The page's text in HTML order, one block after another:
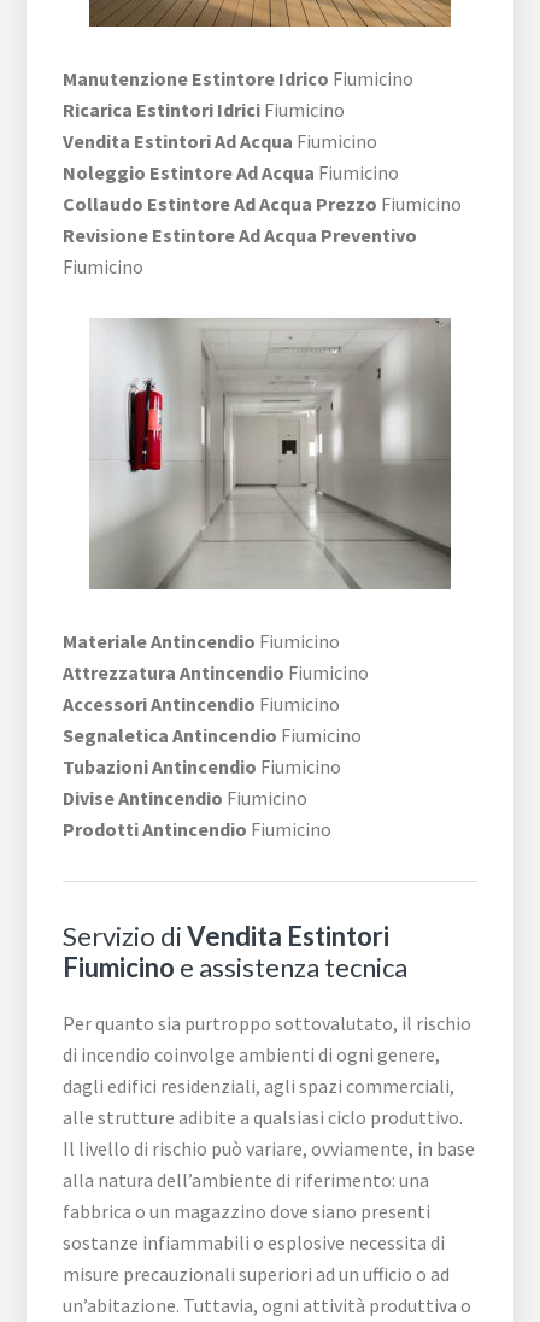
Manutenzione Estintore Idrico Fiumicino
Ricarica Estintori Idrici Fiumicino
Vendita Estintori Ad Acqua Fiumicino
Noleggio Estintore Ad Acqua Fiumicino
Collaudo Estintore Ad Acqua Prezzo Fiumicino
Revisione Estintore Ad Acqua Preventivo
Fiumicino
Materiale Antincendio Fiumicino
Attrezzatura Antincendio Fiumicino
Accessori Antincendio Fiumicino
Segnaletica Antincendio Fiumicino
Tubazioni Antincendio Fiumicino
Divise Antincendio Fiumicino
Prodotti Antincendio Fiumicino
Servizio diVendita Estintori
Fiumicino e assistenza tecnica
Per quanto sia purtroppo sottovalutato, il rischio
di incendio coinvolge ambienti di ogni genere,
dagli edifici residenziali, agli spazi commerciali,
alle strutture adibite a qualsiasi ciclo produttivo.
Il livello di rischio può variare, ovviamente, in base
alla natura dell’ambiente di riferimento: una
fabbrica o un magazzino dove siano presenti
sostanze infiammabili o esplosive necessita di
misure precauzionali superiori ad un ufficio o ad
un’abitazione. Tuttavia, ogni attività produttiva o